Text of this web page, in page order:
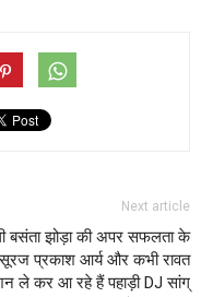
Next article
बसंता झोड़ा की अपर सफलता के
सूरज प्रकाश आर्य और कभी रावत
ले कर आ रहे हैं पहाड़ी DJ सांग्